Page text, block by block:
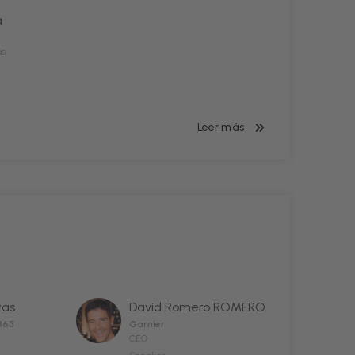
Leer más
David Romero ROMERO
Garnier
CEO